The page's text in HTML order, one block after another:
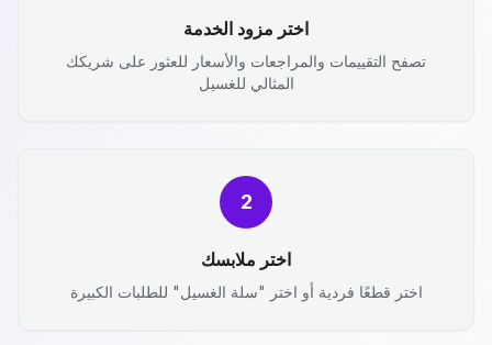
اختر مزود الخدمة
تصفح التقييمات والمراجعات والأسعار للعثور على شريكك
المثالي للغسيل
2
اختر ملابسك
اختر قطعًا فردية أو اختر "سلة الغسيل" للطلبات الكبيرة